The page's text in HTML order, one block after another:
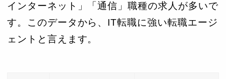
インターネット」「通信」職種の求人が多いで
す。このデータから、IT転職に強い転職エージ
ェントと言えます。